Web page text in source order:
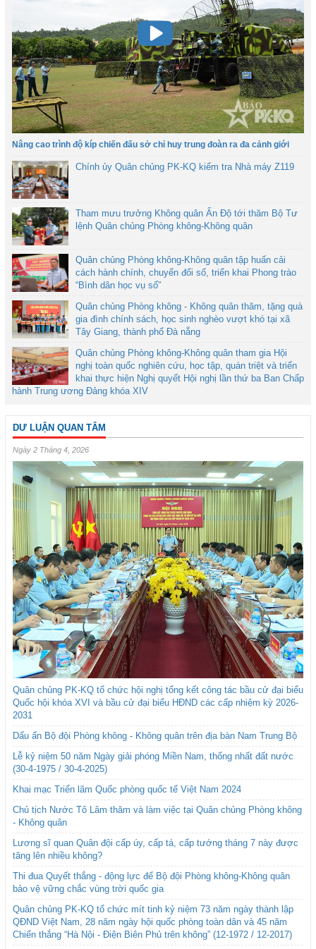
Nâng cao trình độ kíp chiến đấu sở chỉ huy trung đoàn ra đa cảnh giới
Chính ủy Quân chủng PK-KQ kiểm tra Nhà máy Z119
Tham mưu trưởng Không quân Ấn Độ tới thăm Bộ Tư
lệnh Quân chủng Phòng không-Không quân
Quân chủng Phòng không-Không quân tập huấn cải
cách hành chính, chuyển đổi số, triển khai Phong trào
“Bình dân học vụ số”
Quân chủng Phòng không - Không quân thăm, tặng quà
gia đình chính sách, học sinh nghèo vượt khó tại xã
Tây Giang, thành phố Đà nẵng
Quân chủng Phòng không-Không quân tham gia Hội
nghị toàn quốc nghiên cứu, học tập, quán triệt và triển
khai thực hiện Nghị quyết Hội nghị lần thứ ba Ban Chấp
hành Trung ương Đảng khóa XIV
DƯ LUẬN QUAN TÂM
Ngày 2 Tháng 4, 2026
Quân chủng PK-KQ tổ chức hội nghị tổng kết công tác bầu cử đại biểu
Quốc hội khóa XVI và bầu cử đại biểu HĐND các cấp nhiệm kỳ 2026-
2031
Dấu ấn Bộ đội Phòng không - Không quân trên địa bàn Nam Trung Bộ
Lễ kỷ niệm 50 năm Ngày giải phóng Miền Nam, thống nhất đất nước
(30-4-1975 / 30-4-2025)
Khai mạc Triển lãm Quốc phòng quốc tế Việt Nam 2024
Chủ tịch Nước Tô Lâm thăm và làm việc tại Quân chủng Phòng không
- Không quân
Lương sĩ quan Quân đội cấp úy, cấp tá, cấp tướng tháng 7 này được
tăng lên nhiều không?
Thi đua Quyết thắng - động lực để Bộ đội Phòng không-Không quân
bảo vệ vững chắc vùng trời quốc gia
Quân chủng PK-KQ tổ chức mít tinh kỷ niệm 73 năm ngày thành lập
QĐND Việt Nam, 28 năm ngày hội quốc phòng toàn dân và 45 năm
Chiến thắng “Hà Nội - Điện Biên Phủ trên không” (12-1972 / 12-2017)